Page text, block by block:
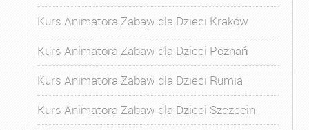
Kurs Animatora Zabaw dla Dzieci Kraków
Kurs Animatora Zabaw dla Dzieci Poznań
Kurs Animatora Zabaw dla Dzieci Rumia
Kurs Animatora Zabaw dla Dzieci Szczecin